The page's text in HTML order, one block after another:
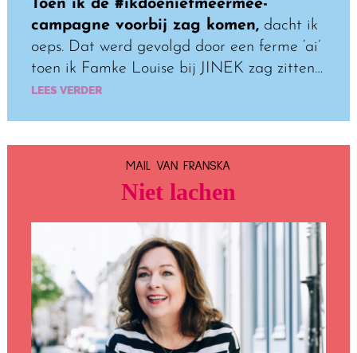
Toen ik de #ikdoenietmeermee-
campagne voorbij zag komen,dacht ik
oeps. Dat werd gevolgd door een ferme ‘ai’
toen ik Famke Louise bij JINEK zag zitten…
LEES VERDER
MAIL VAN FRANSKA
Niet lachen